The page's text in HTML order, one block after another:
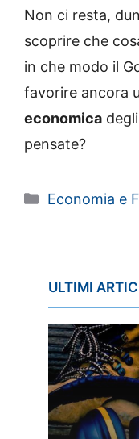
Non ci resta,
scoprire che
in che modo il
favorire ancora
economica
pensate?
Categorie
Economia e
ULTIMI